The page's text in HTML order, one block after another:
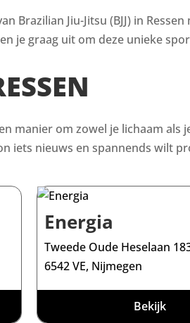
Brazilian Jiu-Jitsu (BJJ) in
je graag uit om deze unieke
manier om zowel je lichaam
nieuws en spannends wilt
Energia
Tweede Oude Heselaan
6542 VE, Nijmegen
Bekijk